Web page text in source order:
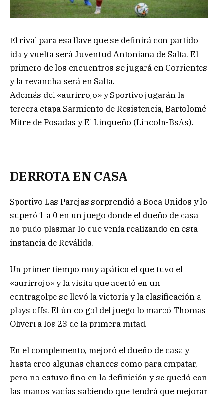
El rival para esa llave que se definirá con partido
ida y vuelta será Juventud Antoniana de Salta. El
primero de los encuentros se jugará en Corrientes
y la revancha será en Salta.
Además del «aurirrojo» y Sportivo jugarán la
tercera etapa Sarmiento de Resistencia, Bartolomé
Mitre de Posadas y El Linqueño (Lincoln-BsAs).
DERROTA EN CASA
Sportivo Las Parejas sorprendió a Boca Unidos y lo
superó 1 a 0 en un juego donde el dueño de casa
no pudo plasmar lo que venía realizando en esta
instancia de Reválida.
Un primer tiempo muy apático el que tuvo el
«aurirrojo» y la visita que acertó en un
contragolpe se llevó la victoria y la clasificación a
plays offs. El único gol del juego lo marcó Thomas
Oliveri a los 23 de la primera mitad.
En el complemento, mejoró el dueño de casa y
hasta creo algunas chances como para empatar,
pero no estuvo fino en la definición y se quedó con
las manos vacías sabiendo que tendrá que mejorar